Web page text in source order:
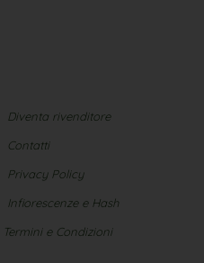
Diventa rivenditore
Contatti
Privacy Policy
Infiorescenze e Hash
Termini e Condizioni